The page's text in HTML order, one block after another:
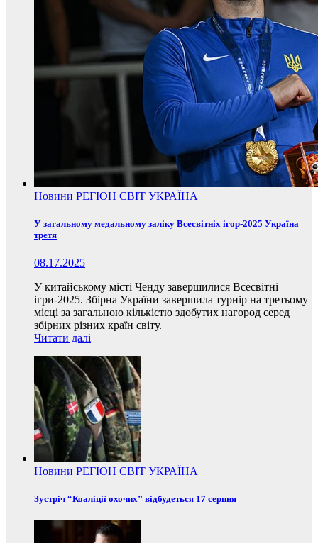
Новини РЕГІОН СВІТ УКРАЇНА
У загальному медальному заліку Всесвітніх ігор-2025 Україна
третя
08.17.2025
У китайському місті Ченду завершилися Всесвітні
ігри-2025. Збірна України завершила турнір на третьому
місці за загальною кількістю здобутих нагород серед
збірних різних країн світу.
Читати далі
Новини РЕГІОН СВІТ УКРАЇНА
Зустріч “Коаліції охочих” відбудеться 17 серпня